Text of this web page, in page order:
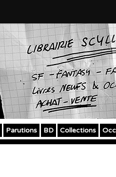
Parutions BD Collections